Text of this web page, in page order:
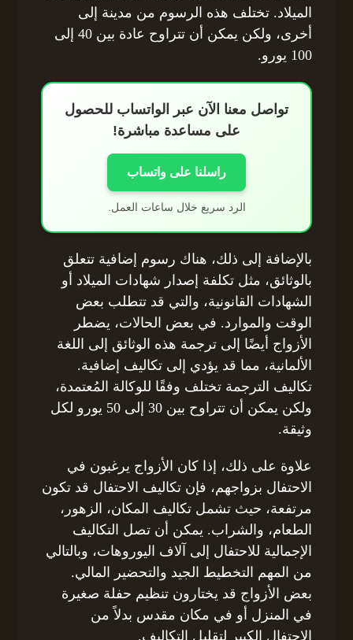
الميلاد. تختلف هذه الرسوم من مدينة إلى
أخرى، ولكن يمكن أن تتراوح عادة بين 40 إلى
100 يورو.
تواصل معنا الآن عبر الواتساب للحصول
على مساعدة مباشرة!
راسلنا على واتساب
الرد سريع خلال ساعات العمل.
بالإضافة إلى ذلك، هناك رسوم إضافية تتعلق
بالوثائق، مثل تكلفة إصدار شهادات الميلاد أو
الشهادات القانونية، والتي قد تتطلب بعض
الوقت والموارد. في بعض الحالات، يضطر
الأزواج أيضًا إلى ترجمة هذه الوثائق إلى اللغة
الألمانية، مما قد يؤدي إلى تكاليف إضافية.
تكاليف الترجمة تختلف وفقًا للوكالة المُعتمدة،
ولكن يمكن أن تتراوح بين 30 إلى 50 يورو لكل
وثيقة.
علاوة على ذلك، إذا كان الأزواج يرغبون في
الاحتفال بزواجهم، فإن تكاليف الاحتفال قد تكون
مرتفعة، حيث تشمل تكاليف المكان، الزهور،
الطعام، والشراب. يمكن أن تصل التكاليف
الإجمالية للاحتفال إلى آلاف اليوروهات، وبالتالي
من المهم التخطيط الجيد والتحضير المالي.
بعض الأزواج قد يختارون تنظيم حفلة صغيرة
في المنزل أو في مكان مقدس بدلاً من
الاحتفال الكبير لتقليل التكاليف.